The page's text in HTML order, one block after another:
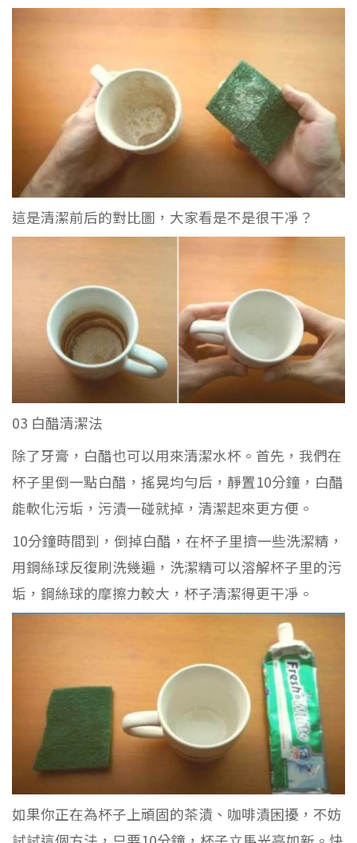
這是清潔前后的對比圖，大家看是不是很干凈？
03 白醋清潔法
除了牙膏，白醋也可以用來清潔水杯。首先，我們在
杯子里倒一點白醋，搖晃均勻后，靜置10分鐘，白醋
能軟化污垢，污漬一碰就掉，清潔起來更方便。
10分鐘時間到，倒掉白醋，在杯子里擠一些洗潔精，
用鋼絲球反復刷洗幾遍，洗潔精可以溶解杯子里的污
垢，鋼絲球的摩擦力較大，杯子清潔得更干凈。
如果你正在為杯子上頑固的茶漬、咖啡漬困擾，不妨